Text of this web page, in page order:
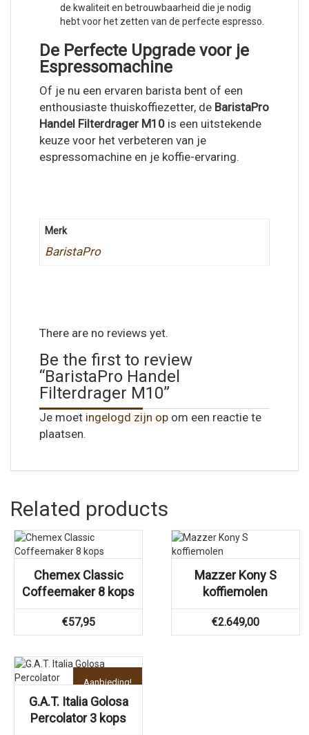
de kwaliteit en betrouwbaarheid die je nodig
hebt voor het zetten van de perfecte espresso.
De Perfecte Upgrade voor je
Espressomachine
Of je nu een ervaren barista bent of een
enthousiaste thuiskoffiezetter, de BaristaPro
Handel Filterdrager M10 is een uitstekende
keuze voor het verbeteren van je
espressomachine en je koffie-ervaring.
Merk
BaristaPro
There are no reviews yet.
Be the first to review
“BaristaPro Handel
Filterdrager M10”
Je moet ingelogd zijn op om een reactie te
plaatsen.
Related products
Chemex Classic
Coffeemaker 8 kops
€57,95
Mazzer Kony S
koffiemolen
€2.649,00
Aanbieding!
G.A.T. Italia Golosa
Percolator 3 kops